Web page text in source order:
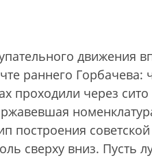
движения
раннего
проходили через
построения
сверху вниз. Пусть